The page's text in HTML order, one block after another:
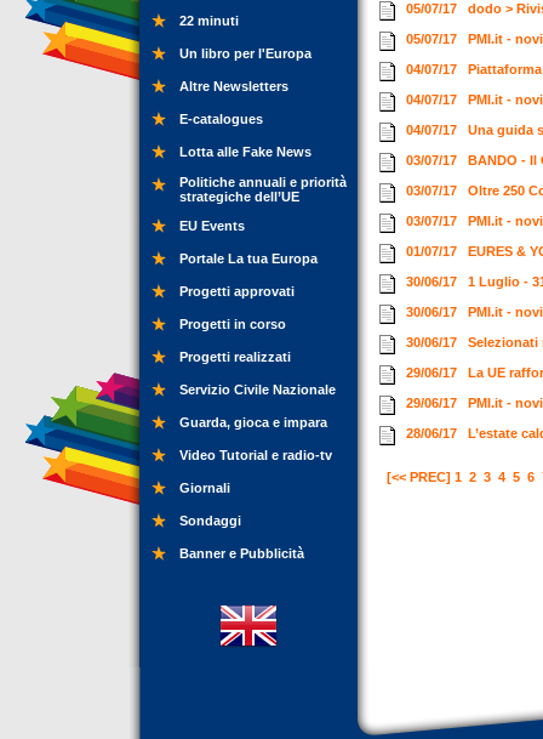
22 minuti
Un libro per l'Europa
Altre Newsletters
E-catalogues
Lotta alle Fake News
Politiche annuali e priorità
strategiche dell’UE
EU Events
Portale La tua Europa
Progetti approvati
Progetti in corso
Progetti realizzati
Servizio Civile Nazionale
Guarda, gioca e impara
Video Tutorial e radio-tv
Giornali
Sondaggi
Banner e Pubblicità
05/07/17 dodo >
05/07/17 PMI.it -
04/07/17
04/07/17 PMI.it -
04/07/17 Una guida
03/07/17 BANDO - Il
03/07/17 Oltre 250
03/07/17 PMI.it -
01/07/17 EURES &
30/06/17 1 Luglio -
30/06/17 PMI.it -
30/06/17
29/06/17 La UE
29/06/17 PMI.it -
28/06/17 L’estate
[<< PREC] 1 2 3 4 5 6